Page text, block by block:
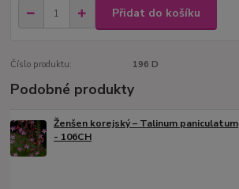
Přidat do košíku
Číslo produktu: 196 D
Podobné produkty
Ženšen korejský – Talinum paniculatum
- 106CH